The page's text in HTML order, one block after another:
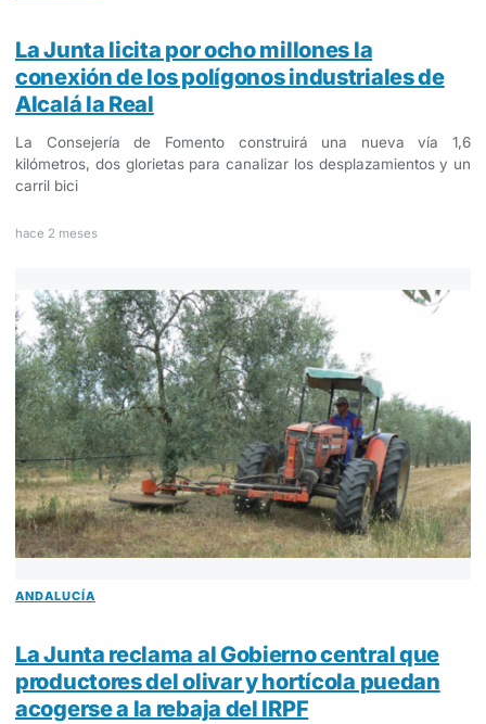
La Junta licita por ocho millones la
conexión de los polígonos industriales de
Alcalá la Real
La Consejería de Fomento construirá una nueva vía 1,6
kilómetros, dos glorietas para canalizar los desplazamientos y un
carril bici
hace 2 meses
ANDALUCÍA
La Junta reclama al Gobierno central que
productores del olivar y hortícola puedan
acogerse a la rebaja del IRPF